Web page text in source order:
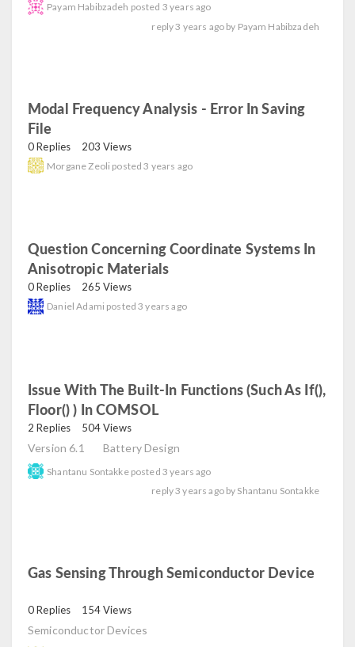
Payam Habibzadeh posted 3 years ago
reply3 years ago by Payam Habibzadeh
Modal Frequency Analysis - Error In Saving
File
0 Replies 203 Views
Morgane Zeoli posted3 years ago
Question Concerning Coordinate Systems In
Anisotropic Materials
0 Replies 265 Views
Daniel Adami posted3 years ago
Issue With The Built-In Functions (such As If(),
Floor() ) In COMSOL
2 Replies 504 Views
Version 6.1 Battery Design
Shantanu Sontakke posted 3 years ago
reply3 years ago by Shantanu Sontakke
Gas Sensing Through Semiconductor Device
0 Replies 154 Views
Semiconductor Devices